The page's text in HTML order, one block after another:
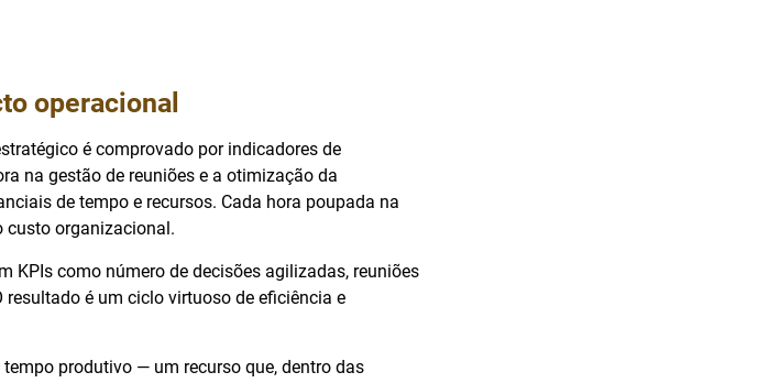
operacional
é comprovado por indicadores de
na gestão de reuniões e a otimização da
de tempo e recursos. Cada hora poupada na
custo organizacional.
KPIs como número de decisões agilizadas, reuniões
é um ciclo virtuoso de eficiência e
produtivo — um recurso que, dentro das